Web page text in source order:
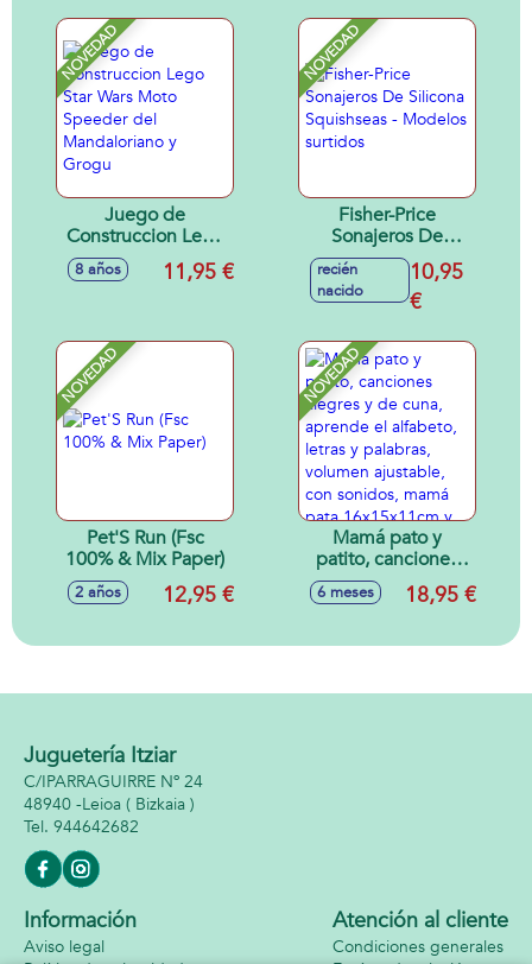
NOVEDAD
Juego de
Construccion Lego
Star Wars Moto
Speeder del
8 años 11,95 €
NOVEDAD
Fisher-Price
Sonajeros De
Silicona Squishseas
- Modelos surtidos
recién
nacido
10,95
€
NOVEDAD
Pet'S Run (Fsc
100% & Mix Paper)
2 años 12,95 €
NOVEDAD
Mamá pato y
patito, canciones
alegres y de cuna,
aprende el
palabras, volumen
sonidos, mamá
6 meses 18,95 €
Juguetería Itziar
C/IPARRAGUIRRE Nº 24
48940 -Leioa ( Bizkaia )
944642682
Información
Aviso legal
Atención al cliente
Condiciones generales